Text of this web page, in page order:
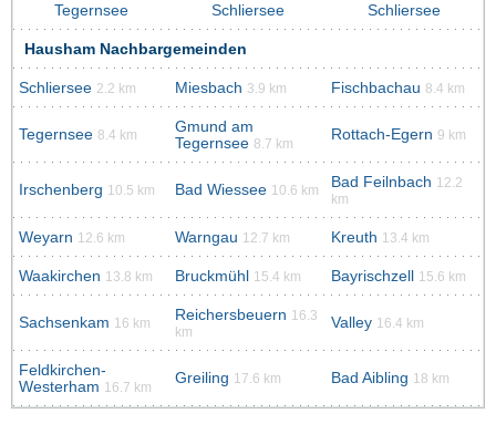
Tegernsee Schliersee Schliersee
Hausham Nachbargemeinden
Schliersee 2.2 km Miesbach 3.9 km Fischbachau 8.4 km
Tegernsee 8.4 km
Gmund am
Tegernsee 8.7 km
Rottach-Egern 9 km
Irschenberg 10.5 km Bad Wiessee 10.6 km Bad Feilnbach 12.2
km
Weyarn 12.6 km Warngau 12.7 km Kreuth 13.4 km
Waakirchen 13.8 km Bruckmühl 15.4 km Bayrischzell 15.6 km
Sachsenkam 16 km Reichersbeuern 16.3
km
Valley 16.4 km
Feldkirchen-
Westerham 16.7 km
Greiling 17.6 km Bad Aibling 18 km